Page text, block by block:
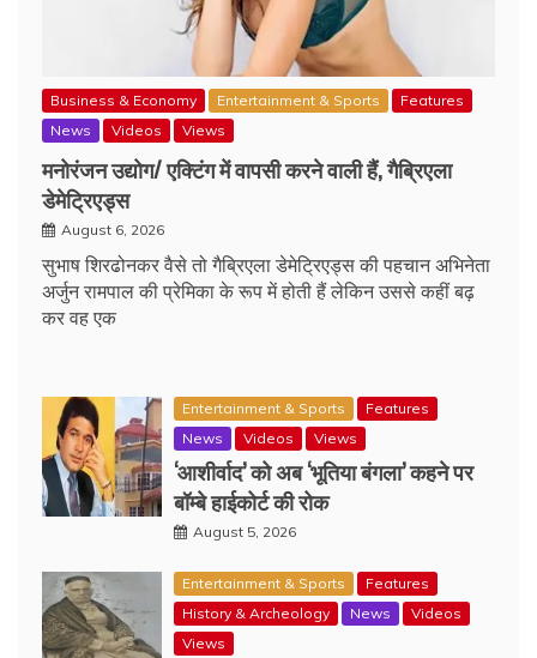
Business & Economy Entertainment & Sports
Features
News
Videos Views
मनोरंजन उद्योग/ एक्टिंग में वापसी करने वाली हैं, गैब्रिएला
डेमेट्रिएड्स
August 6, 2026
सुभाष शिरढोनकर वैसे तो गैब्रिएला डेमेट्रिएड्स की पहचान अभिनेता
अर्जुन रामपाल की प्रेमिका के रूप में होती हैं लेकिन उससे कहीं बढ़
कर वह एक
Entertainment & Sports
Features
News
Videos Views
‘आशीर्वाद’ को अब ‘भूतिया बंगला’ कहने पर
बॉम्बे हाईकोर्ट की रोक
August 5, 2026
Entertainment & Sports
Features
History & Archeology
News
Videos
Views